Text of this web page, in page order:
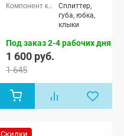
Сплиттер,
губа, юбка,
клыки
Под заказ 2-4 рабочих дня
1 600 руб.
1 645
Скидки